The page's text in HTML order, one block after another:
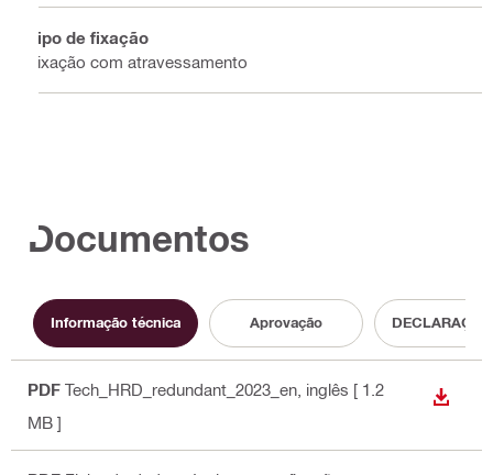
Tipo de fixação
Fixação com atravessamento
Documentos
Informação técnica Aprovação
PDF Tech_HRD_redundant_2023_en , inglês [ 1.2
MB ]